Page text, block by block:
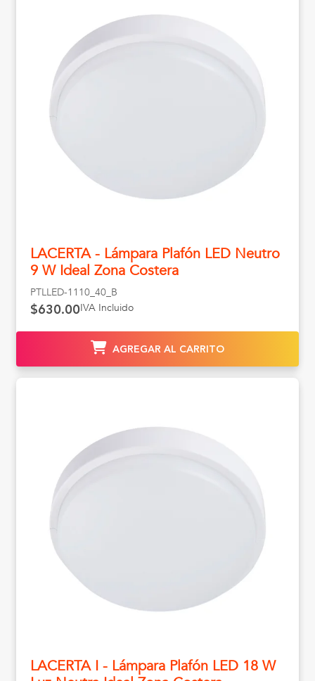
LACERTA - Lámpara Plafón LED Neutro
9 W Ideal Zona Costera
PTLLED-1110_40_B
$630.00IVA Incluido
AGREGAR AL CARRITO
LACERTA I - Lámpara Plafón LED 18 W